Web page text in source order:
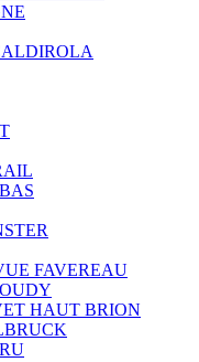
FAVEREAU
HAUT BRION